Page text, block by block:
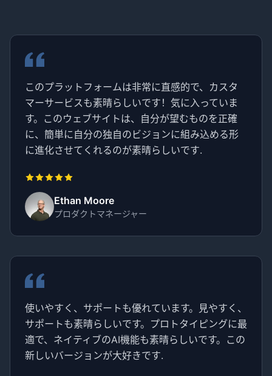
このプラットフォームは非常に直感的で、カスタ
マーサービスも素晴らしいです！気に入っていま
す。このウェブサイトは、自分が望むものを正確
に、簡単に自分の独自のビジョンに組み込める形
に進化させてくれるのが素晴らしいです.
Ethan Moore
プロダクトマネージャー
使いやすく、サポートも優れています。見やすく、
サポートも素晴らしいです。プロトタイピングに最
適で、ネイティブのAI機能も素晴らしいです。この
新しいバージョンが大好きです.